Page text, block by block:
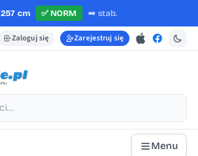
257 cm ✅NORM ➡️ stab.
Zaloguj się Zarejestruj się
Menu